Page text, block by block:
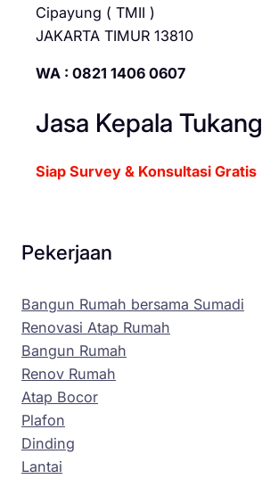
Cipayung ( TMII )
JAKARTA TIMUR 13810
WA : 0821 1406 0607
Jasa Kepala Tukang
Siap Survey & Konsultasi Gratis
Pekerjaan
Bangun Rumah bersama Sumadi
Renovasi Atap Rumah
Bangun Rumah
Renov Rumah
Atap Bocor
Plafon
Dinding
Lantai